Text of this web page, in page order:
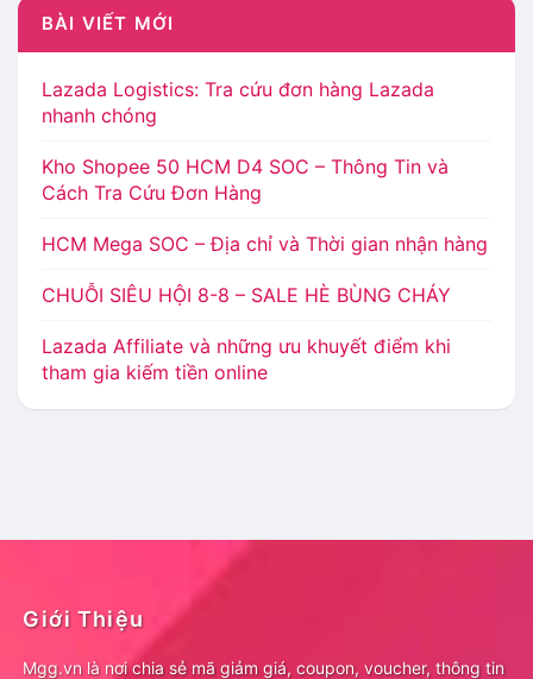
BÀI VIẾT MỚI
Lazada Logistics: Tra cứu đơn hàng Lazada
nhanh chóng
Kho Shopee 50 HCM D4 SOC – Thông Tin và
Cách Tra Cứu Đơn Hàng
HCM Mega SOC – Địa chỉ và Thời gian nhận hàng
CHUỖI SIÊU HỘI 8-8 – SALE HÈ BÙNG CHÁY
Lazada Affiliate và những ưu khuyết điểm khi
tham gia kiếm tiền online
Giới Thiệu
Mgg.vn là nơi chia sẻ mã giảm giá, coupon, voucher, thông tin